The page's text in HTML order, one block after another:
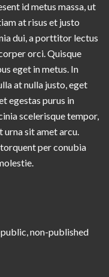
id metus massa, ut
at risus et justo
dui, a porttitor lectus
orci. Quisque
eget in metus. In
at nulla justo, eget
egestas purus in
scelerisque tempor,
urna sit amet arcu.
per conubia
non-published